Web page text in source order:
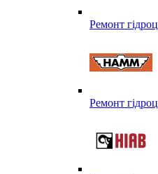
Ремонт
Ремонт